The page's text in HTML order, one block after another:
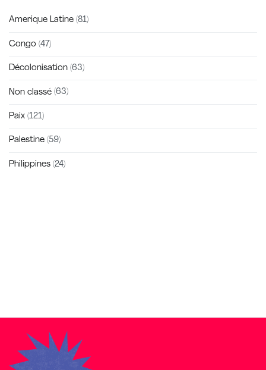
Amerique Latine (81)
Congo (47)
Décolonisation (63)
Non classé (63)
Paix (121)
Palestine (59)
Philippines (24)